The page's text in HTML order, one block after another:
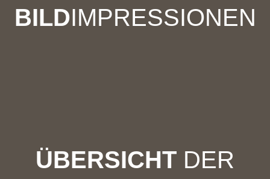
BILDIMPRESSIONEN
ÜBERSICHTDER